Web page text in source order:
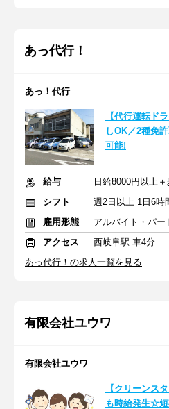
あっ代行！
あっ！代行
【代行運転ド
しOK／2種免
可能!
給与
日給8000円以上
シフト
雇用形態
アルバイト・パー
アクセス
西岐阜駅 車4分
あっ代行！の求人一覧を見る
有限会社ユウワ
有限会社ユウワ
【クリーンス
も時給発生☆